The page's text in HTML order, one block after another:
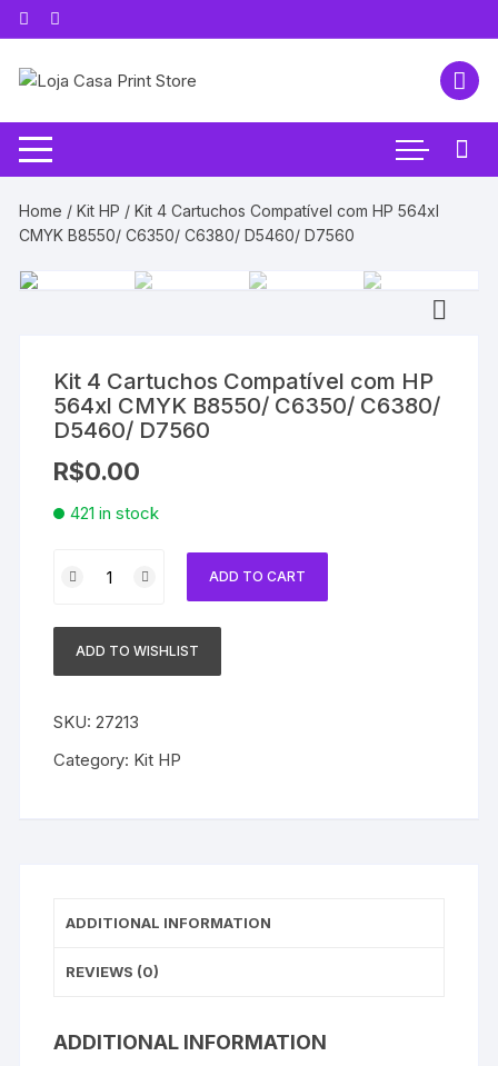
Pular
para
conteúdo
Home /Kit HP / Kit 4 Cartuchos Compatível com HP 564xl
CMYK B8550/ C6350/ C6380/ D5460/ D7560
Kit 4 Cartuchos Compatível com HP
564xl CMYK B8550/ C6350/ C6380/
D5460/ D7560
R$0.00
421 in stock
Compatível
564xl
B8550/
ADD TO CART
ADD TO WISHLIST
SKU:27213
Category: Kit HP
ADDITIONAL INFORMATION
REVIEWS (0)
ADDITIONAL INFORMATION